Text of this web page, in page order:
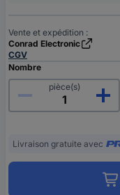
Vente et expédition :
Conrad Electronic
CGV
Nombre
pièce(s)
Livraison gratuite avec